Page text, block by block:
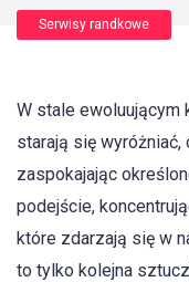
Serwisy randkowe
W stale ewoluującym
starają się
zaspokajając
podejście,
które zdarzają się w
to tylko kolejna